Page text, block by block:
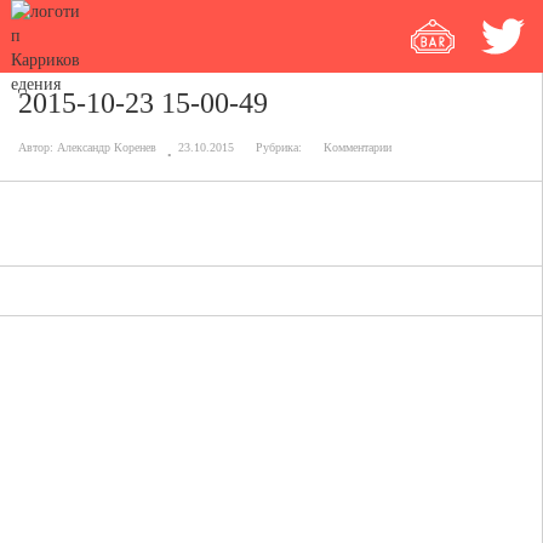
2015-10-23 15-00-49
Автор: Александр Коренев 23.10.2015 Рубрика: Комментарии